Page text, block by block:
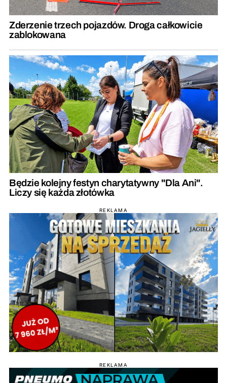
Zderzenie trzech pojazdów. Droga całkowicie
zablokowana
Będzie kolejny festyn charytatywny "Dla Ani".
Liczy się każda złotówka
REKLAMA
REKLAMA